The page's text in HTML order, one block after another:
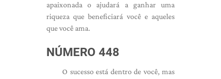
apaixonada o ajudará a ganhar uma
riqueza que beneficiará você e aqueles
que você ama.
NÚMERO 448
O sucesso está dentro de você, mas